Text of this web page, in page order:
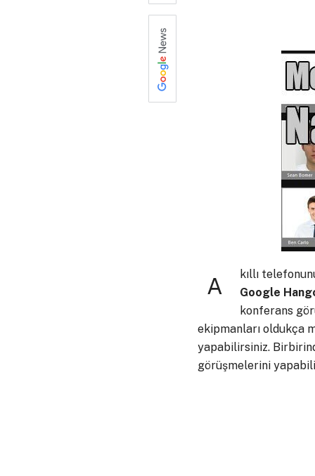
0
A
kıllı
Google
konferans
ekipmanları oldukça
yapabilirsiniz.
görüşmelerini